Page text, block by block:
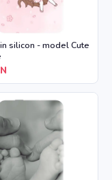
silicon - model Cute